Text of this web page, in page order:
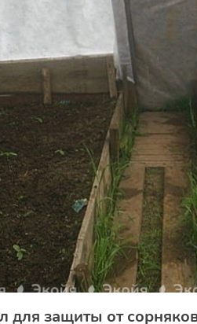
для защиты от